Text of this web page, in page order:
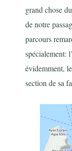
grand chose
de notre
parcours
spécialement:
évidemment,
section de sa